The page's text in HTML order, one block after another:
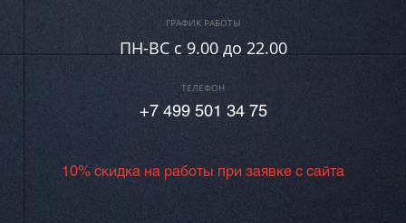
ГРАФИК РАБОТЫ
ПН-ВC c 9.00 до 22.00
ТЕЛЕФОН
+7 499 501 34 75
10% скидка на работы при заявке с сайта